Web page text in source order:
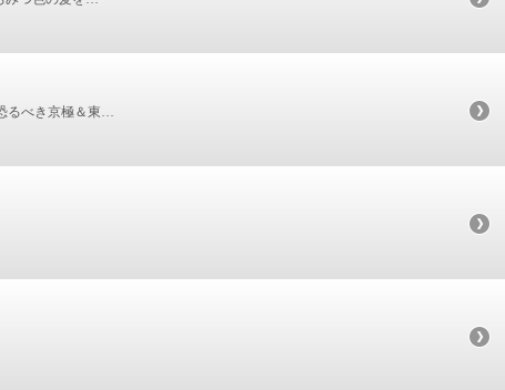
るべき京極＆東…